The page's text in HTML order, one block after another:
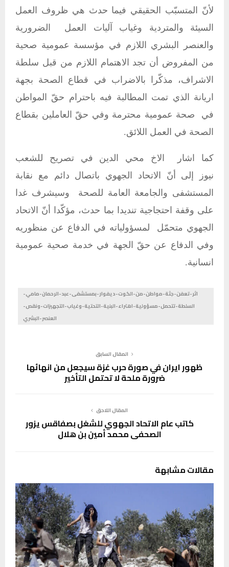
لأنّ المتسبّب الحقيقي فيما حدث هي ظروف العمل
السيئة والمتردية وغياب آليات العمل الضرورية
والعنصر البشري اللازم في مؤسسة عمومية صحية
من المفروض أن تجد الاهتمام اللازم من قبل سلطة
الاشراف، مذكّرا بالاضراب في قطاع الصحة بجهة
اريانة الذي تمت المطالبة فيه باحترام حقّ المواطن
في صحة عمومية محترمة وفي حقّ العاملين بقطاع
الصحة في العمل اللائق.
كما اشار الاخ محي الدين في تصريح للشعب
نيوز إلى أنّ الاتحاد الجهوي باتصال دائم مع نقابة
المستشفى والجامعة العامة للصحة وسيشرف غدا
على وقفة احتجاجية تنديدا بما حدث، مؤكّدا أنّ الاتحاد
الجهوي متحمّل لمسؤولياته في الدفاع عن منظوريه
وفي الدفاع عن حقّ الجهة في خدمة صحية عمومية
انسانية.
اثر-تعفن-جثة-مواطن-من-الكوت-ديفوار-بمستشفى-عبد-الرحمان-مامي-
السلطة-تتحمل-مسؤولية-اهتراء-البنية-التحتية-وغياب-التجهيزات-ونقص-
العنصر-البشري
المقال السابق
ظهور ايران في صورة حرب غزة سيجعل من انهائها
ضرورة ملحة لا تحتمل التأخير
المقال اللاحق
كاتب عام الاتحاد الجهوي للشغل بصفاقس يزور
الصحفي محمد أمين بن هلال
مقالات مشابهة